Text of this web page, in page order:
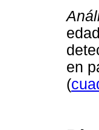
en
(